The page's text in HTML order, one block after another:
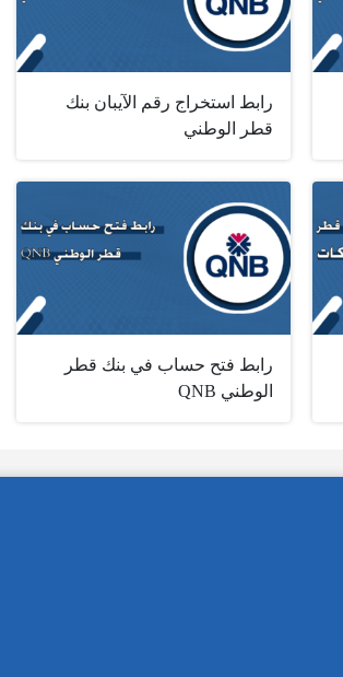
رابط استخراج رقم الآيبان بنك
قطر الوطني
رابط فتح حساب في بنك قطر
الوطني ‎ QNB